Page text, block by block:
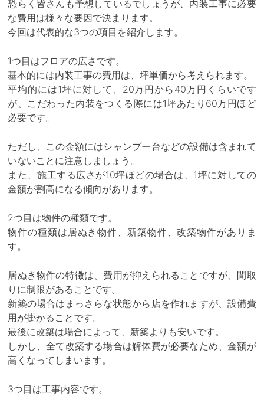
恐らく皆さんも予想しているでしょうが、内装工事に必要
な費用は様々な要因で決まります。
今回は代表的な3つの項目を紹介します。
1つ目はフロアの広さです。
基本的には内装工事の費用は、坪単価から考えられます。
平均的には1坪に対して、20万円から40万円くらいです
が、こだわった内装をつくる際には1坪あたり60万円ほど
必要です。
ただし、この金額にはシャンプー台などの設備は含まれて
いないことに注意しましょう。
また、施工する広さが10坪ほどの場合は、1坪に対しての
金額が割高になる傾向があります。
2つ目は物件の種類です。
物件の種類は居ぬき物件、新築物件、改築物件がありま
す。
居ぬき物件の特徴は、費用が抑えられることですが、間取
りに制限があることです。
新築の場合はまっさらな状態から店を作れますが、設備費
用が掛かることです。
最後に改築は場合によって、新築よりも安いです。
しかし、全て改築する場合は解体費が必要なため、金額が
高くなってしまいます。
3つ目は工事内容です。